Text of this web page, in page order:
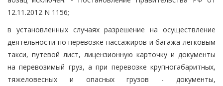
12.11.2012 N 1156;
в установленных случаях разрешение на осуществление
деятельности по перевозке пассажиров и багажа легковым
такси, путевой лист, лицензионную карточку и документы
на перевозимый груз, а при перевозке крупногабаритных,
тяжеловесных и опасных грузов - документы,